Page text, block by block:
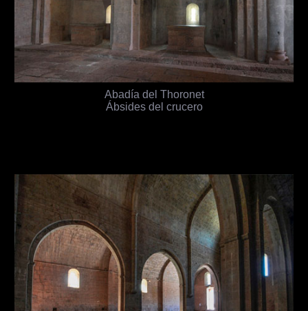
Abadía del Thoronet
Ábsides del crucero